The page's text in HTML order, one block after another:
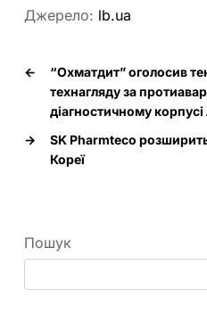
Джерело: lb.ua
←
“Охматдит” оголосив
технагляду за
діагностичному корпусі
→
SK Pharmteco
Кореї
Пошук